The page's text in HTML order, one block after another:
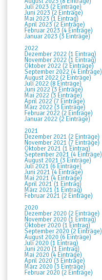
Juli 2023 (2 Einträge)
Juni 2023 (2 Einträge)
Mai 2023 (1 Eintrag)
April 2023 (2 Einträge)
Februar 2023 (4 Einträge)
Januar 2023 (3 Einträge)
2022
Dezember 2022 (1 Eintrag)
November 2022 (1 Eintrag)
Oktober 2022 (2 Einträge)
September 2022 (4 Einträge)
August 2022 (2 Einträge)
Juli 2022 (8 Einträge)
Juni 2022 (3 Einträge)
Mai 2022 (3 Einträge)
April 2022 (7 Einträge)
März 2022 (3 Einträge)
Februar 2022 (2 Einträge)
Januar 2022 (2 Einträge)
2021
Dezember 2021 (2 Einträge)
November 2021 (7 Einträge)
Oktober 2021 (1 Eintrag)
September 2021 (4 Einträge)
August 2021 (3 Einträge)
Juli 2021 (6 Einträge)
Juni 2021 (4 Einträge)
Mai 2021 (4 Einträge)
April 2021 (1 Eintrag)
März 2021 (1 Eintrag)
Februar 2021 (2 Einträge)
2020
Dezember 2020 (2 Einträge)
November 2020 (1 Eintrag)
Oktober 2020 (1 Eintrag)
September 2020 (2 Einträge)
August 2020 (6 Einträge)
Juli 2020 (1 Eintrag)
Juni 2020 (1 Eintrag)
Mai 2020 (4 Einträge)
April 2020 (3 Einträge)
März 2020 (3 Einträge)
Februar 2020 (2 Einträge)